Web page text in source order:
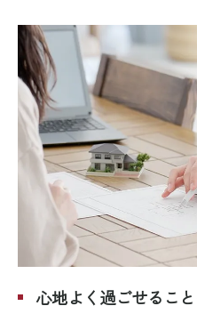
心地よく過ごせるこ